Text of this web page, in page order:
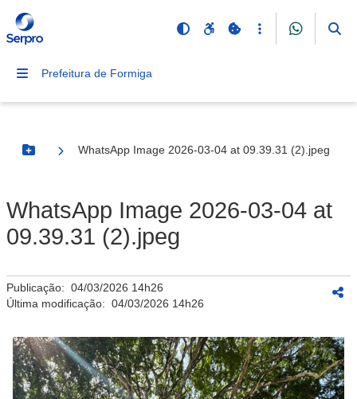
Prefeitura de Formiga
Botão Menu
WhatsApp Image 2026-03-04 at 09.39.31 (2).jpeg
WhatsApp Image 2026-03-04 at
09.39.31 (2).jpeg
Publicação: 04/03/2026 14h26
Última modificação: 04/03/2026 14h26